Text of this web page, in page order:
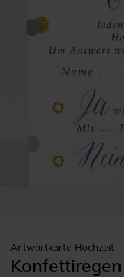
Antwortkarte Hochzeit
Konfettiregen